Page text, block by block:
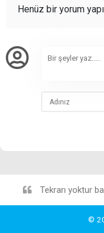
Henüz bir yorum
Tekrarı yoktur
©